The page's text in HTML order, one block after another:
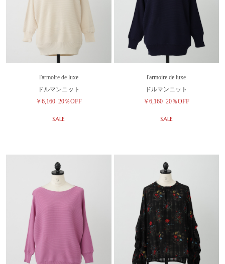
l'armoire de luxe
ドルマンニット
￥6,160 20％OFF
SALE
l'armoire de luxe
ドルマンニット
￥6,160 20％OFF
SALE